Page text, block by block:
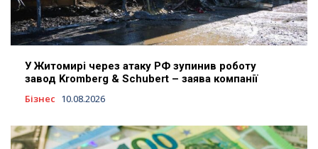
У Житомирі через атаку РФ зупинив роботу
завод Kromberg & Schubert – заява компанії
Бізнес 10.08.2026